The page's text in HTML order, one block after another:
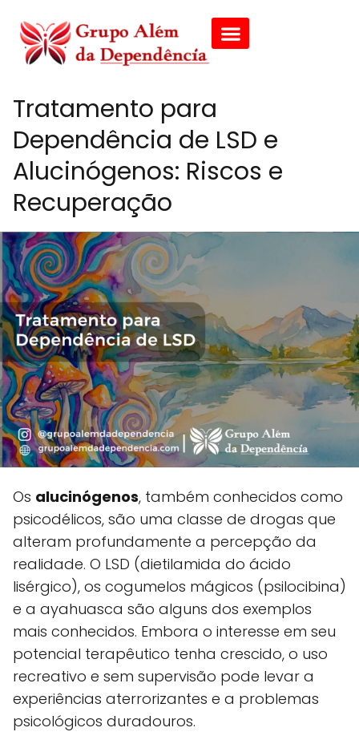
Tratamento para
Dependência de LSD e
Alucinógenos: Riscos e
Recuperação
Os alucinógenos, também conhecidos como
psicodélicos, são uma classe de drogas que
alteram profundamente a percepção da
realidade. O LSD (dietilamida do ácido
lisérgico), os cogumelos mágicos (psilocibina)
e a ayahuasca são alguns dos exemplos
mais conhecidos. Embora o interesse em seu
potencial terapêutico tenha crescido, o uso
recreativo e sem supervisão pode levar a
experiências aterrorizantes e a problemas
psicológicos duradouros.